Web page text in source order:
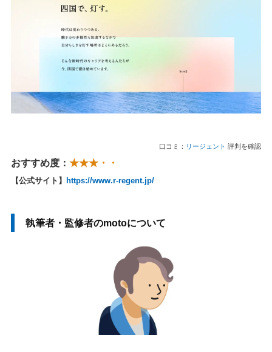
口コミ： リージェント 評判を確認
おすすめ度： ★★★・・
【公式サイト】 https://www.r-regent.jp/
執筆者・監修者のmotoについて